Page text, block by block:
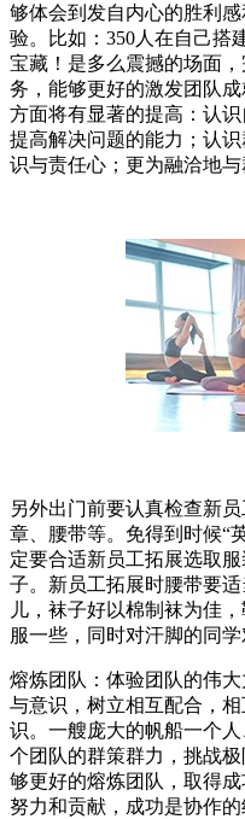
够体会到发自内心的胜利
验。比如：350人在自己搭
宝藏！是多么震撼的场面
务，能够更好的激发团队
方面将有显著的提高：认
提高解决问题的能力；认
识与责任心；更为融洽地与
另外出门前要认真检查新
章、腰带等。免得到时候“
定要合适新员工拓展选取
子。新员工拓展时腰带要
儿，袜子好以棉制袜为佳
服一些，同时对汗脚的同
熔炼团队：体验团队的伟
与意识，树立相互配合，
识。一艘庞大的帆船一个
个团队的群策群力，挑战
够更好的熔炼团队，取得
努力和贡献，成功是协作